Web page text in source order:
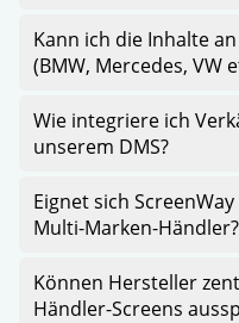
Kann ich die Inhalte
(BMW, Mercedes, VW
Wie integriere ich
unserem DMS?
Eignet sich
Multi-Marken-Händler?
Können Hersteller
Händler-Screens